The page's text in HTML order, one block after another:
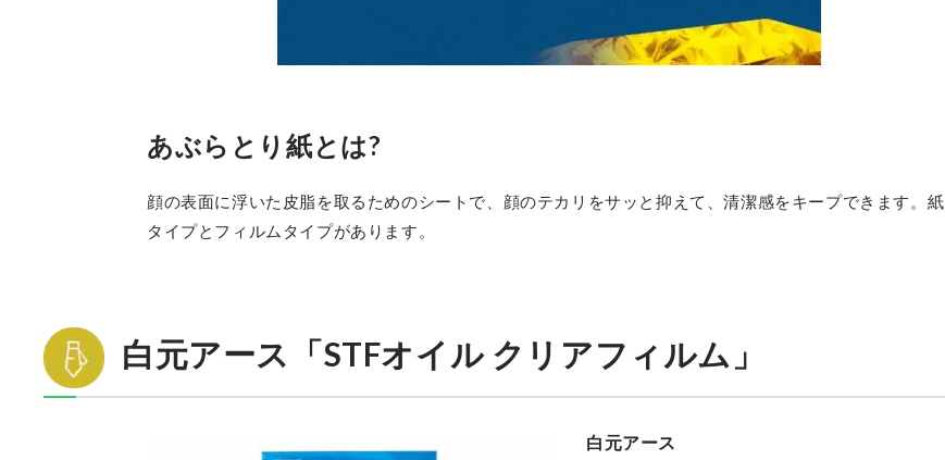
あぶらとり紙とは?
顔の表面に浮いた皮脂を取るためのシートで、顔のテカリをサッと抑えて、清潔感をキープできます。紙
タイプとフィルムタイプがあります。
白元アース「STFオイル クリアフィルム」